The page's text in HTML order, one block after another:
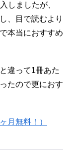
しましたが、
、目で読むより
本当におすすめ
違って1冊あた
たので更におす
月無料！）